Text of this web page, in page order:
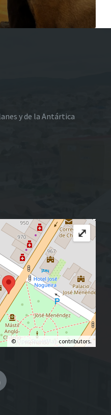
y de la Antártica
© OpenStreetMap contributors.
⤢